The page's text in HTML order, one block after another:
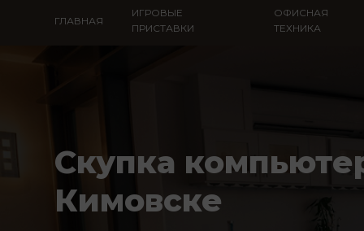
ГЛАВНАЯ
ИГРОВЫЕ
ПРИСТАВКИ
ОФИСНАЯ
ТЕХНИКА
Скупка
Кимовске